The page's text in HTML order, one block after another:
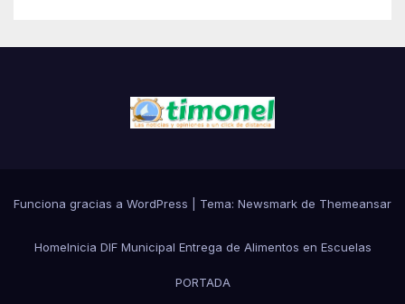
Funciona gracias a WordPress Tema: Newsmark de Themeansar
HomeInicia DIF Municipal Entrega de Alimentos en Escuelas
PORTADA